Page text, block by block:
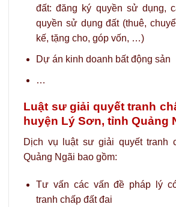
đất: đăng ký quyền sử dụng,
quyền sử dụng đất (thuê,
kế, tặng cho, góp vốn, …)
Dự án kinh doanh bất động sản
…
Luật sư giải quyết tranh
huyện Lý Sơn, tỉnh Quảng
Dịch vụ luật sư giải quyết tranh
Quảng Ngãi bao gồm:
Tư vấn các vấn đề pháp lý
tranh chấp đất đai